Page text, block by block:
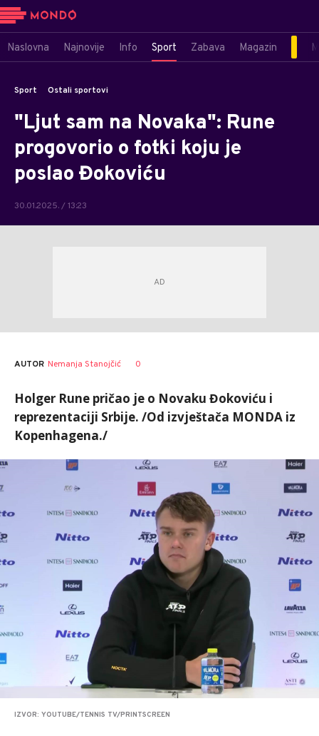
Naslovna Najnovije Info Sport Zabava Magazin
Sport Ostali sportovi
"Ljut sam na Novaka": Rune
progovorio o fotki koju je
poslao Đokoviću
30.01.2025. / 13:23
AUTOR Nemanja Stanojčić 0
Holger Rune pričao je o Novaku Đokoviću i
reprezentaciji Srbije. /Od izvještača MONDA iz
Kopenhagena./
IZVOR: YOUTUBE/TENNIS TV/PRINTSCREEN